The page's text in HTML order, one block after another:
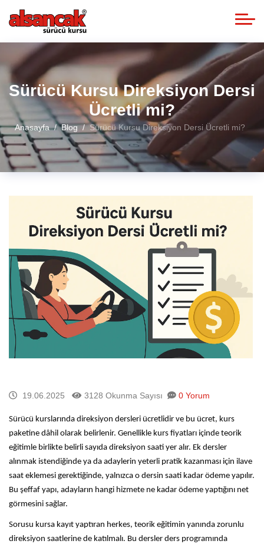
Sürücü Kursu Direksiyon Dersi
Ücretli mi?
Anasayfa Blog Sürücü Kursu Direksiyon Dersi Ücretli mi?
19.06.2025 3128 Okunma Sayısı 0 Yorum
Sürücü kurslarında direksiyon dersleri ücretlidir ve bu ücret, kurs
paketine dâhil olarak belirlenir. Genellikle kurs fiyatları içinde teorik
eğitimle birlikte belirli sayıda direksiyon saati yer alır. Ek dersler
alınmak istendiğinde ya da adaylerin yeterli pratik kazanması için ilave
saat eklemesi gerektiğinde, yalnızca o dersin saati kadar ödeme yapılır.
Bu şeffaf yapı, adayların hangi hizmete ne kadar ödeme yaptığını net
görmesini sağlar.
Sorusu kursa kayıt yaptıran herkes, teorik eğitimin yanında zorunlu
direksiyon saatlerine de katılmalı. Bu dersler ders programında